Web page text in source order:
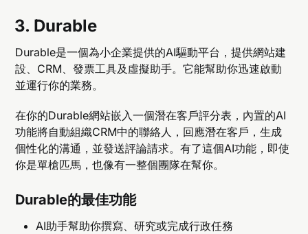
3. Durable
Durable是一個為小企業提供的AI驅動平台，提供網站建
設、CRM、發票工具及虛擬助手。它能幫助你迅速啟動
並運行你的業務。
在你的Durable網站嵌入一個潛在客戶評分表，內置的AI
功能將自動組織CRM中的聯絡人，回應潛在客戶，生成
個性化的溝通，並發送評論請求。有了這個AI功能，即使
你是單槍匹馬，也像有一整個團隊在幫你。
Durable的最佳功能
AI助手幫助你撰寫、研究或完成行政任務